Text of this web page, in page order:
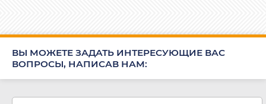
ВЫ МОЖЕТЕ ЗАДАТЬ ИНТЕРЕСУЮЩИЕ ВАС
ВОПРОСЫ, НАПИСАВ НАМ: